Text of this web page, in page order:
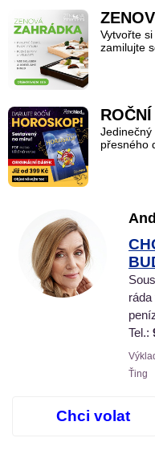
Vytvořte
zamilujte
Jedinečný
přesného
Tel.:
Ťing
Chci volat